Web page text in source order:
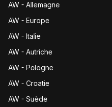
AW - Allemagne
AW - Europe
AW - Italie
AW - Autriche
AW - Pologne
AW - Croatie
AW - Suède